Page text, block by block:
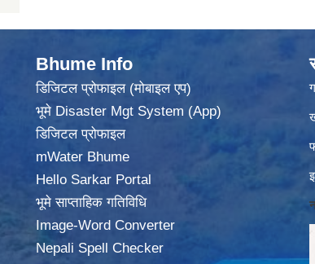
Bhume Info
डिजिटल प्रोफाइल (मोबाइल एप)
भूमे Disaster Mgt System (App)
डिजिटल प्रोफाइल
mWater Bhume
Hello Sarkar Portal
भूमे साप्ताहिक गतिविधि
Image-Word Converter
Nepali Spell Checker